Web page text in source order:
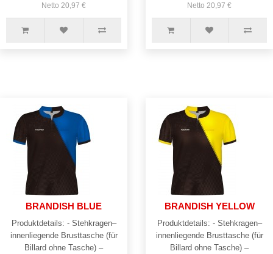
Netto 20,97 € Netto 20,97 €
BRANDISH BLUE
Produktdetails: - Stehkragen–
innenliegende Brusttasche (für
Billard ohne Tasche) –
BRANDISH YELLOW
Produktdetails: - Stehkragen–
innenliegende Brusttasche (für
Billard ohne Tasche) –